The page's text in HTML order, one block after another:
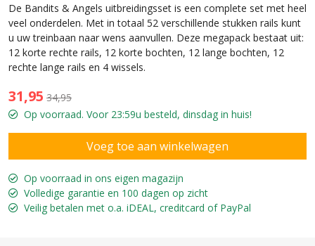
De Bandits & Angels uitbreidingsset is een complete set met heel
veel onderdelen. Met in totaal 52 verschillende stukken rails kunt
u uw treinbaan naar wens aanvullen. Deze megapack bestaat uit:
12 korte rechte rails, 12 korte bochten, 12 lange bochten, 12
rechte lange rails en 4 wissels.
31,95 34,95
Op voorraad. Voor 23:59u besteld, dinsdag in huis!
Op voorraad in ons eigen magazijn
Volledige garantie en 100 dagen op zicht
Veilig betalen met o.a. iDEAL, creditcard of PayPal